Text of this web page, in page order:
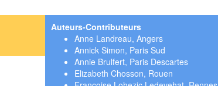
Auteurs-Contributeurs
Anne Landreau, Angers
Annick Simon, Paris Sud
Annie Brulfert, Paris Descartes
Elizabeth Chosson, Rouen